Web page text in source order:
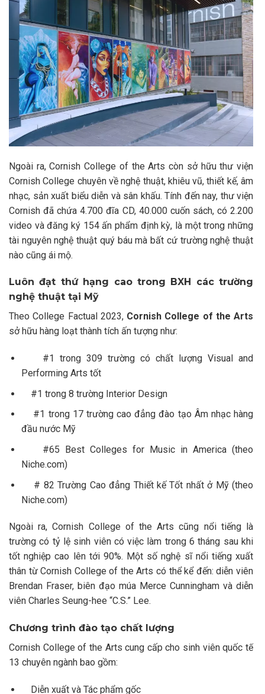
Ngoài ra, Cornish College of the Arts còn sở hữu thư viện
Cornish College chuyên về nghệ thuật, khiêu vũ, thiết kế, âm
nhạc, sản xuất biểu diễn và sân khấu. Tính đến nay, thư viện
Cornish đã chứa 4.700 đĩa CD, 40.000 cuốn sách, có 2.200
video và đăng ký 154 ấn phẩm định kỳ, là một trong những
tài nguyên nghệ thuật quý báu mà bất cứ trường nghệ thuật
nào cũng ái mộ.
Luôn đạt thứ hạng cao trong BXH các trường
nghệ thuật tại Mỹ
Theo College Factual 2023, Cornish College of the Arts
sở hữu hàng loạt thành tích ấn tượng như:
#1 trong 309 trường có chất lượng Visual and
Performing Arts tốt
#1 trong 8 trường Interior Design
#1 trong 17 trường cao đẳng đào tạo Âm nhạc hàng
đầu nước Mỹ
#65 Best Colleges for Music in America (theo
Niche.com)
# 82 Trường Cao đẳng Thiết kế Tốt nhất ở Mỹ (theo
Niche.com)
Ngoài ra, Cornish College of the Arts cũng nổi tiếng là
trường có tỷ lệ sinh viên có việc làm trong 6 tháng sau khi
tốt nghiệp cao lên tới 90%. Một số nghệ sĩ nổi tiếng xuất
thân từ Cornish College of the Arts có thể kể đến: diễn viên
Brendan Fraser, biên đạo múa Merce Cunningham và diễn
viên Charles Seung-hee “C.S.” Lee.
Chương trình đào tạo chất lượng
Cornish College of the Arts cung cấp cho sinh viên quốc tế
13 chuyên ngành bao gồm:
Diễn xuất và Tác phẩm gốc